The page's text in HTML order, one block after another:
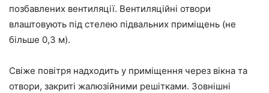
позбавлених вентиляції. Вентиляційні отвори
влаштовують під стелею підвальних приміщень (не
більше 0,3 м).
Свіже повітря надходить у приміщення через вікна та
отвори, закриті жалюзійними решітками. Зовнішні